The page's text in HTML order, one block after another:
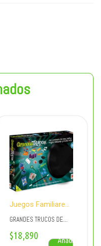
Juegos Familiares
y Educativos
GRANDES TRUCOS DE
MAGIA, CON SOMBRERO
$18,890
Añadir